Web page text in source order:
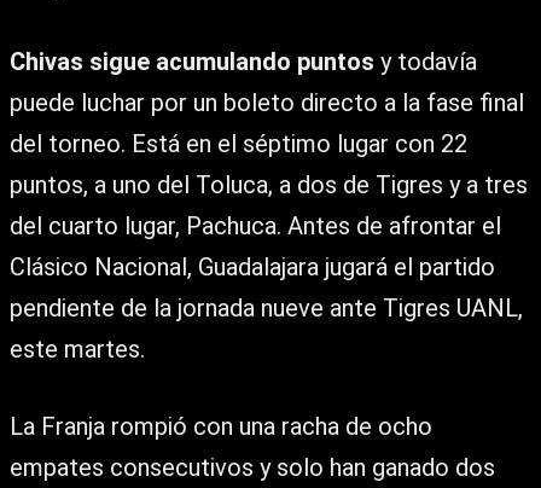
Chivas sigue acumulando puntos y todavía
puede luchar por un boleto directo a la fase final
del torneo. Está en el séptimo lugar con 22
puntos, a uno del Toluca, a dos de Tigres y a tres
del cuarto lugar, Pachuca. Antes de afrontar el
Clásico Nacional, Guadalajara jugará el partido
pendiente de la jornada nueve ante Tigres UANL,
este martes.
La Franja rompió con una racha de ocho
empates consecutivos y solo han ganado dos